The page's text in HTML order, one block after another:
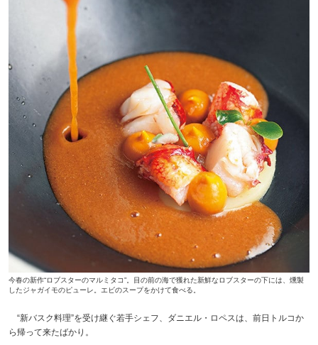
今春の新作“ロブスターのマルミタコ”。目の前の海で獲れた新鮮なロブスターの下には、燻製
したジャガイモのピューレ。エビのスープをかけて食べる。
“新バスク料理”を受け継ぐ若手シェフ、ダニエル・ロペスは、前日トルコか
ら帰って来たばかり。